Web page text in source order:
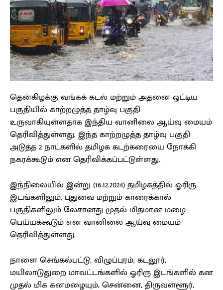
தென்கிழக்கு வங்கக் கடல் மற்றும் அதனை ஒட்டிய
பகுதியில் காற்றழுத்த தாழ்வு பகுதி
உருவாகியுள்ளதாக இந்திய வானிலை ஆய்வு மையம்
தெரிவித்துள்ளது. இந்த காற்றழுத்த தாழ்வு பகுதி
அடுத்த 2 நாட்களில் தமிழக கடற்கரையை நோக்கி
நகரக்கூடும் என தெரிவிக்கப்பட்டுள்ளது.
இந்நிலையில் இன்று (16.12.2024) தமிழகத்தில் ஓரிரு
இடங்களிலும், புதுவை மற்றும் காரைக்கால்
பகுதிகளிலும் லேசானது முதல் மிதமான மழை
பெய்யக்கூடும் என வானிலை ஆய்வு மையம்
தெரிவித்துள்ளது.
நாளை செங்கல்பட்டு, விழுப்புரம், கடலூர்,
மயிலாடுதுறை மாவட்டங்களில் ஓரிரு இடங்களில் கன
முதல் மிக கனமழையும், சென்னை, திருவள்ளூர்,